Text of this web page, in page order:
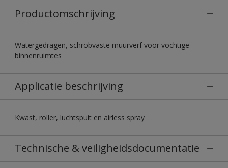
Productomschrijving
Watergedragen, schrobvaste muurverf voor vochtige
binnenruimtes
Applicatie beschrijving
Kwast, roller, luchtspuit en airless spray
Technische & veiligheidsdocumentatie